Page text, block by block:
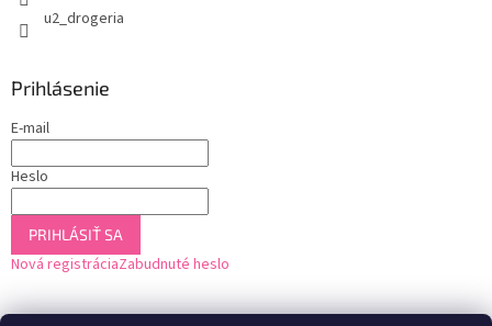
u2_drogeria
Prihlásenie
E-mail
Heslo
PRIHLÁSIŤ SA
Nová registráciaZabudnuté heslo